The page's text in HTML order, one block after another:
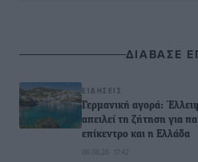
ΔΙΑΒΑΣΕ
ΕΙΔΉΣΕΙΣ
Γερμανική αγορά:
απειλεί τη ζήτηση για
επίκεντρο και η Ελλάδα
06.08.26 · 17:42